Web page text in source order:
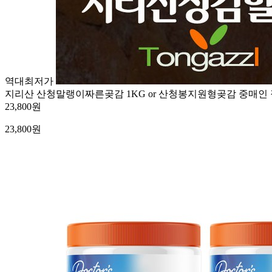
역대최저가
지리산 산청말랭이짜른곶감 1KG or 산청봉지원형곶감 중매인
23,800원
23,800원